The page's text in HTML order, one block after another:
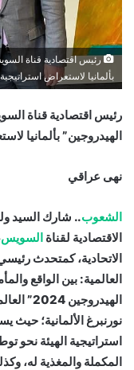
رئيس اقتصادية قناة
بألمانيا لاستعراض
رئيس اقتصادية قناة
الهيدروجين” بألمانيا
نهى عراقي
الشعوب.. شارك السيد
الاقتصادية لقناة السويس
الاتحادية، كمتحدث
العالمية: بين الواقع
نورنبرغ الألمانية؛
استراتيجية الهيئة نحو
المكملة والمغذية له،